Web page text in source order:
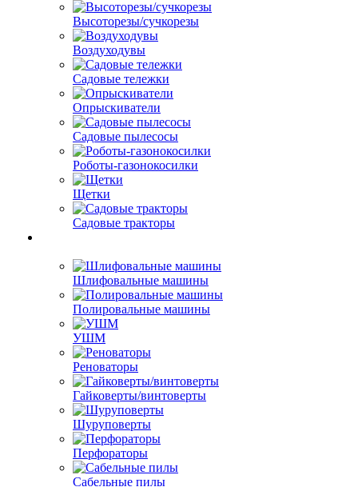
Высоторезы/сучкорезы
Воздуходувы
Садовые тележки
Опрыскиватели
Садовые пылесосы
Роботы-газонокосилки
Щетки
Садовые тракторы
Шлифовальные машины
Полировальные машины
УШМ
Реноваторы
Гайковерты/винтоверты
Шуруповерты
Перфораторы
Сабельные пилы